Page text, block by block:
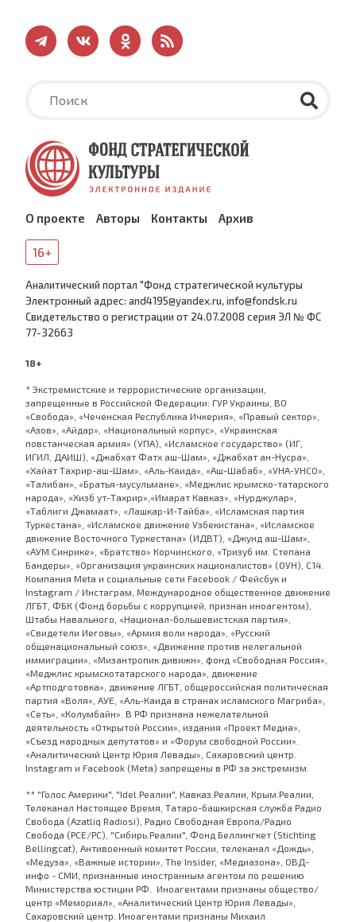
О проекте Авторы Контакты Архив
16+
Аналитический портал "Фонд стратегической культуры
Электронный адрес: and4195@yandex.ru, info@fondsk.ru
Cвидетельство о регистрации от 24.07.2008 серия ЭЛ № ФС
77-32663
18+
* Экстремистские и террористические организации,
запрещенные в Российской Федерации: ГУР Украины, ВО
«Свобода», «Чеченская Республика Ичкерия», «Правый сектор»,
«Азов», «Айдар», «Национальный корпус», «Украинская
повстанческая армия» (УПА), «Исламское государство» (ИГ,
ИГИЛ, ДАИШ), «Джабхат Фатх аш-Шам», «Джабхат ан-Нусра»,
«Хайат Тахрир-аш-Шам», «Аль-Каида», «Аш-Шабаб», «УНА-УНСО»,
«Талибан», «Братья-мусульмане», «Меджлис крымско-татарского
народа», «Хизб ут-Тахрир»,«Имарат Кавказ», «Нурджулар»,
«Таблиги Джамаат», «Лашкар-И-Тайба», «Исламская партия
Туркестана», «Исламское движение Узбекистана», «Исламское
движение Восточного Туркестана» (ИДВТ), «Джунд аш-Шам»,
«АУМ Синрике», «Братство» Корчинского, «Тризуб им. Степана
Бандеры», «Организация украинских националистов» (ОУН), С14.
Компания Meta и социальные сети Facebook / Фейсбук и
Instagram / Инстаграм, Международное общественное движение
ЛГБТ, ФБК (Фонд борьбы с коррупцией, признан иноагентом),
Штабы Навального, «Национал-большевистская партия»,
«Свидетели Иеговы», «Армия воли народа», «Русский
общенациональный союз», «Движение против нелегальной
иммиграции», «Мизантропик дивижн», фонд «Свободная Россия»,
«Меджлис крымскотатарского народа», движение
«Артподготовка», движение ЛГБТ, общероссийская политическая
партия «Воля», АУЕ, «Аль-Каида в странах исламского Магриба»,
«Сеть», «Колумбайн». В РФ признана нежелательной
деятельность «Открытой России», издания «Проект Медиа»,
«Съезд народных депутатов» и «Форум свободной России».
«Аналитический Центр Юрия Левады», Сахаровский центр.
Instagram и Facebook (Metа) запрещены в РФ за экстремизм.
** "Голос Америки", "Idel.Реалии", Кавказ.Реалии, Крым.Реалии,
Телеканал Настоящее Время, Татаро-башкирская служба Радио
Свобода (Azatliq Radiosi), Радио Свободная Европа/Радио
Свобода (PCE/PC), "Сибирь.Реалии", Фонд Беллингкет (Stichting
Bellingcat), Антивоенный комитет России, телеканал «Дождь»,
«Медуза», «Важные истории», The Insider, «Медиазона», ОВД-
инфо - СМИ, признанные иностранным агентом по решению
Министерства юстиции РФ. Иноагентами признаны общество/
центр «Мемориал», «Аналитический Центр Юрия Левады»,
Сахаровский центр. Иноагентами признаны Михаил